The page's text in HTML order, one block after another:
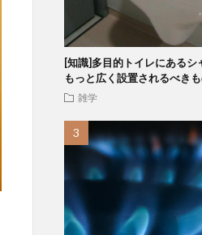
[知識]多目的トイレにある
もっと広く設置されるべき
雑学